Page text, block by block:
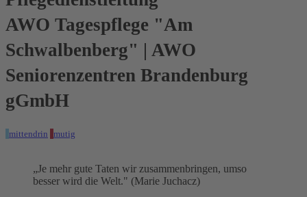
AWO Tagespflege "Am
Schwalbenberg" | AWO
Seniorenzentren Brandenburg
gGmbH
mittendrin mutig
„Je mehr gute Taten wir zusammenbringen, umso
besser wird die Welt." (Marie Juchacz)